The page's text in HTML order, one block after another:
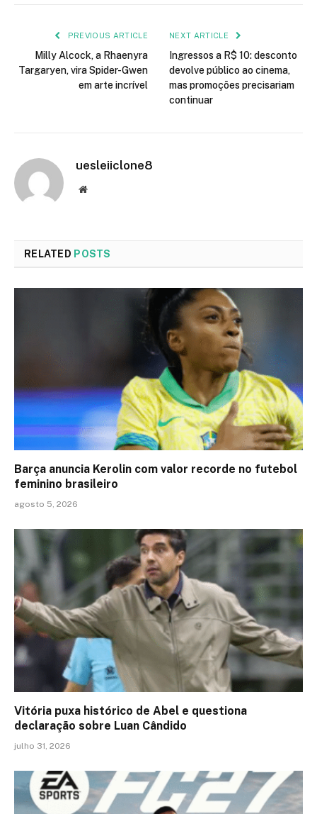
PREVIOUS ARTICLE
Milly Alcock, a Rhaenyra
Targaryen, vira Spider-Gwen
em arte incrível
NEXT ARTICLE
Ingressos a R$ 10: desconto
devolve público ao cinema,
mas promoções precisariam
continuar
uesleiiclone8
Website
RELATED POSTS
Barça anuncia Kerolin com valor recorde no futebol
feminino brasileiro
agosto 5, 2026
Vitória puxa histórico de Abel e questiona
declaração sobre Luan Cândido
julho 31, 2026